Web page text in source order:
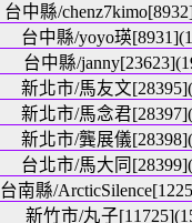
台中縣/
台中縣/yoyo瑛
台中縣/
新北市/馬友文
新北市/馬念君
新北市/龔展儀
台北市/馬大同
台南縣/
新竹市/丸子